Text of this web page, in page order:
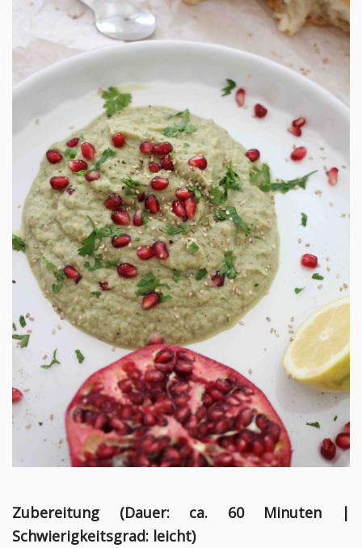
Zubereitung (Dauer: ca. 60 Minuten |
Schwierigkeitsgrad: leicht)